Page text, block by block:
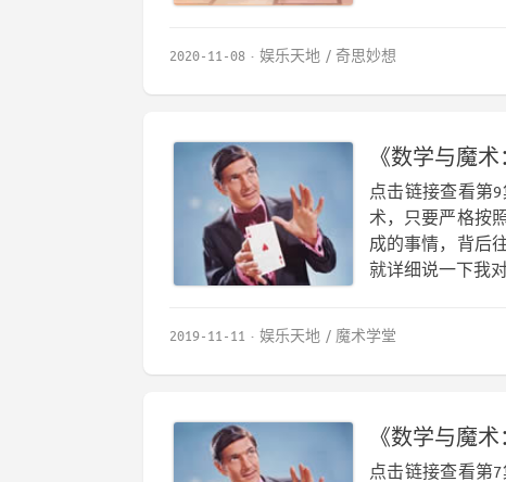
2020-11-08 娱乐天地 奇思妙想
《数学与魔术
点击链接查看第
术，只要严格按
成的事情，背后
就详细说一下我
2019-11-11 娱乐天地 魔术学堂
《数学与魔
点击链接查看第